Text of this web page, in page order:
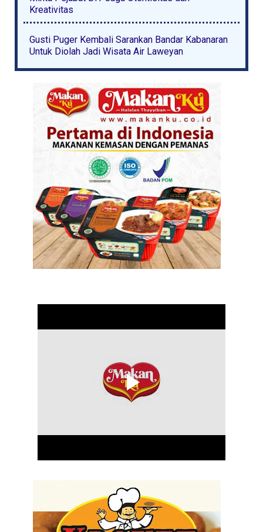
Kreativitas
Gusti Puger Kembali Sarankan Bandar Kabanaran
Untuk Diolah Jadi Wisata Air Laweyan